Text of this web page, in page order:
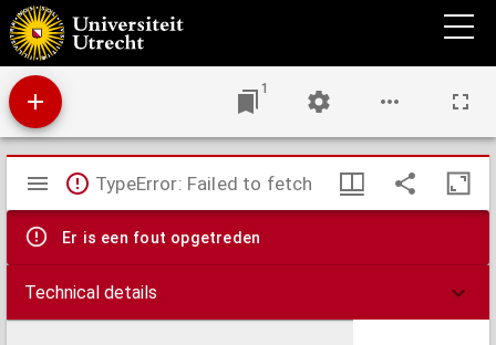
Altwestsächsische Grammatik
1
Mirador
viewer
TypeError: Failed to fetch
Er is een fout opgetreden
Technical details